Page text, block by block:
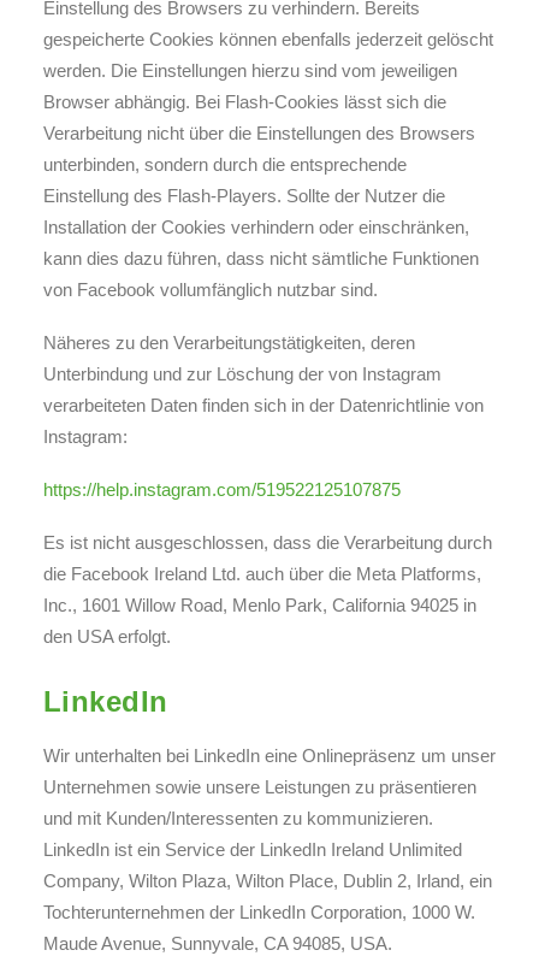
Einstellung des Browsers zu verhindern. Bereits
gespeicherte Cookies können ebenfalls jederzeit gelöscht
werden. Die Einstellungen hierzu sind vom jeweiligen
Browser abhängig. Bei Flash-Cookies lässt sich die
Verarbeitung nicht über die Einstellungen des Browsers
unterbinden, sondern durch die entsprechende
Einstellung des Flash-Players. Sollte der Nutzer die
Installation der Cookies verhindern oder einschränken,
kann dies dazu führen, dass nicht sämtliche Funktionen
von Facebook vollumfänglich nutzbar sind.
Näheres zu den Verarbeitungstätigkeiten, deren
Unterbindung und zur Löschung der von Instagram
verarbeiteten Daten finden sich in der Datenrichtlinie von
Instagram:
https://help.instagram.com/519522125107875
Es ist nicht ausgeschlossen, dass die Verarbeitung durch
die Facebook Ireland Ltd. auch über die Meta Platforms,
Inc., 1601 Willow Road, Menlo Park, California 94025 in
den USA erfolgt.
LinkedIn
Wir unterhalten bei LinkedIn eine Onlinepräsenz um unser
Unternehmen sowie unsere Leistungen zu präsentieren
und mit Kunden/Interessenten zu kommunizieren.
LinkedIn ist ein Service der LinkedIn Ireland Unlimited
Company, Wilton Plaza, Wilton Place, Dublin 2, Irland, ein
Tochterunternehmen der LinkedIn Corporation, 1000 W.
Maude Avenue, Sunnyvale, CA 94085, USA.